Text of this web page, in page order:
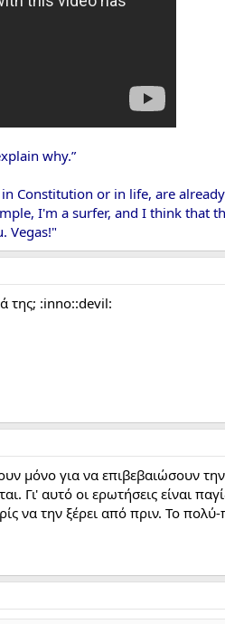
why.”
Constitution or in life, are
I'm a surfer, and I think that
Vegas!"
της; :inno::devil:
μόνο για να επιβεβαιώσουν
Γι' αυτό οι ερωτήσεις είναι
να την ξέρει από πριν. Το